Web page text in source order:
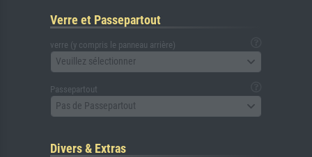
Verre et Passepartout
verre (y compris le panneau arrière)
Veuillez sélectionner
Passepartout
Pas de Passepartout
Divers & Extras